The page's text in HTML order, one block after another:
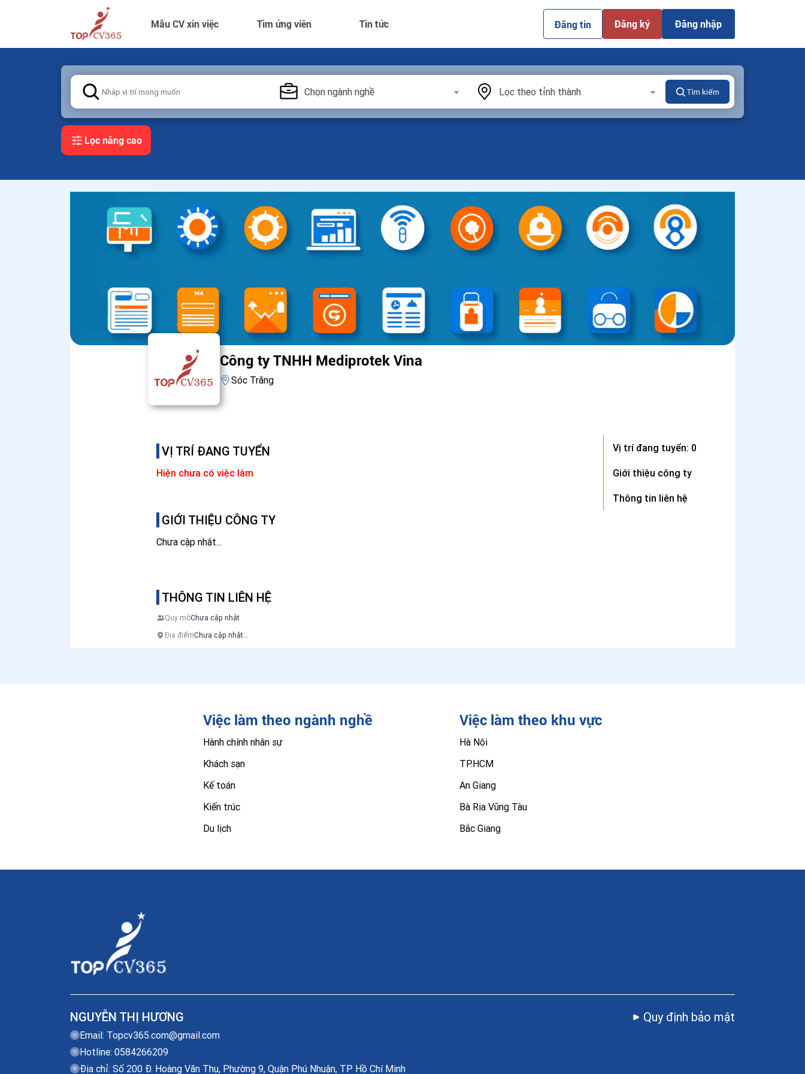
Mẫu CV xin việc Tìm ứng viên Tin tức Đăng tin Đăng ký Đăng nhập
Chọn ngành nghề Lọc theo tỉnh thành Tìm kiếm
Lọc nâng cao
Công ty TNHH Mediprotek Vina
Sóc Trăng
VỊ TRÍ ĐANG TUYỂN
Hiện chưa có việc làm
GIỚI THIỆU CÔNG TY
Chưa cập nhật...
THÔNG TIN LIÊN HỆ
Quy môChưa cập nhật
Địa điểmChưa cập nhật...
Vị trí đang tuyển: 0
Giới thiệu công ty
Thông tin liên hệ
Việc làm theo ngành nghề
Hành chính nhân sự
Khách sạn
Kế toán
Kiến trúc
Du lịch
Việc làm theo khu vực
Hà Nội
TP.HCM
An Giang
Bà Rịa Vũng Tàu
Bắc Giang
NGUYỄN THỊ HƯƠNG
Email: Topcv365.com@gmail.com
Hotline: 0584266209
Địa chỉ: Số 200 Đ. Hoàng Văn Thụ, Phường 9, Quận Phú Nhuận, TP Hồ Chí Minh
Quy định bảo mật